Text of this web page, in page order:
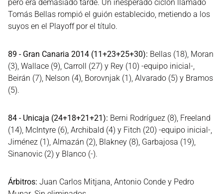
pero era demasiado tarde. Un inesperado ciclón llamado
Tomás Bellas rompió el guión establecido, metiendo a los
suyos en el Playoff por el título.
89 - Gran Canaria 2014 (11+23+25+30): Bellas (18), Moran
(3), Wallace (9), Carroll (27) y Rey (10) -equipo inicial-,
Beirán (7), Nelson (4), Borovnjak (1), Alvarado (5) y Bramos
(5).
84 - Unicaja (24+18+21+21): Berni Rodríguez (8), Freeland
(14), McIntyre (6), Archibald (4) y Fitch (20) -equipo inicial-,
Jiménez (1), Almazán (2), Blakney (8), Garbajosa (19),
Sinanovic (2) y Blanco (-).
Árbitros: Juan Carlos Mitjana, Antonio Conde y Pedro